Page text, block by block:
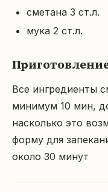
сметана 3 ст.л.
мука 2 ст.л.
Все ингредиенты
минимум 10 мин,
насколько это
форму для
около 30 минут